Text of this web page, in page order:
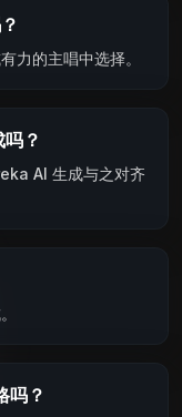
力的主唱中选择。
？
AI 生成与之对齐
吗？